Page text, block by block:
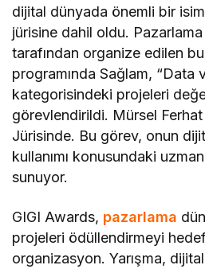
dijital dünyada önemli bir
jürisine dahil oldu.
tarafından organize edilen
programında Sağlam, “Data
kategorisindeki projeleri
görevlendirildi. Mürsel
Jürisinde. Bu görev, onun
kullanımı konusundaki
sunuyor.
GIGI Awards, pazarlama
projeleri ödüllendirmeyi
organizasyon. Yarışma,